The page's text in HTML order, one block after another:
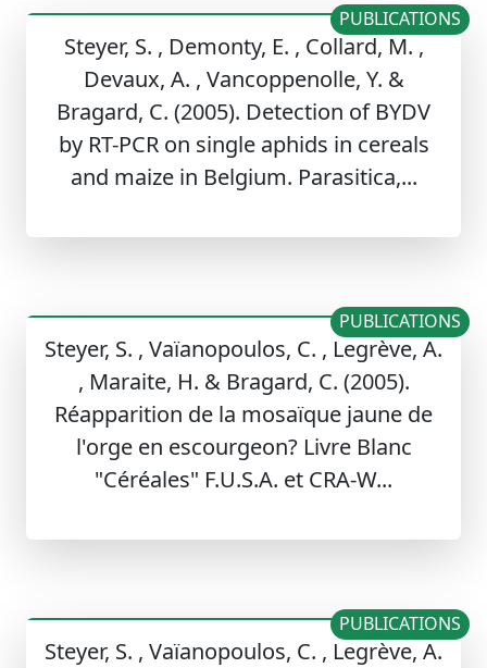
Steyer, S. , Demonty, E. , Collard, M. ,
Devaux, A. , Vancoppenolle, Y. &
Bragard, C. (2005). Detection of BYDV
by RT-PCR on single aphids in cereals
and maize in Belgium. Parasitica,...
PUBLICATIONS
Steyer, S. , Vaïanopoulos, C. , Legrève, A.
, Maraite, H. & Bragard, C. (2005).
Réapparition de la mosaïque jaune de
l'orge en escourgeon? Livre Blanc
"Céréales" F.U.S.A. et CRA-W...
PUBLICATIONS
Steyer, S. , Vaïanopoulos, C. , Legrève, A.
PUBLICATIONS